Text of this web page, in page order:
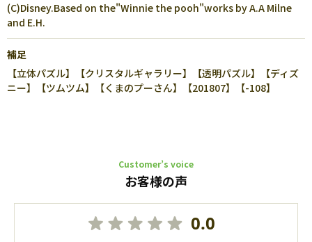
(C)Disney.Based on the"Winnie the pooh"works by A.A Milne
and E.H.
補足
【立体パズル】【クリスタルギャラリー】【透明パズル】【ディズ
ニー】【ツムツム】【くまのプーさん】【201807】【-108】
Customer’s voice
お客様の声
0.0